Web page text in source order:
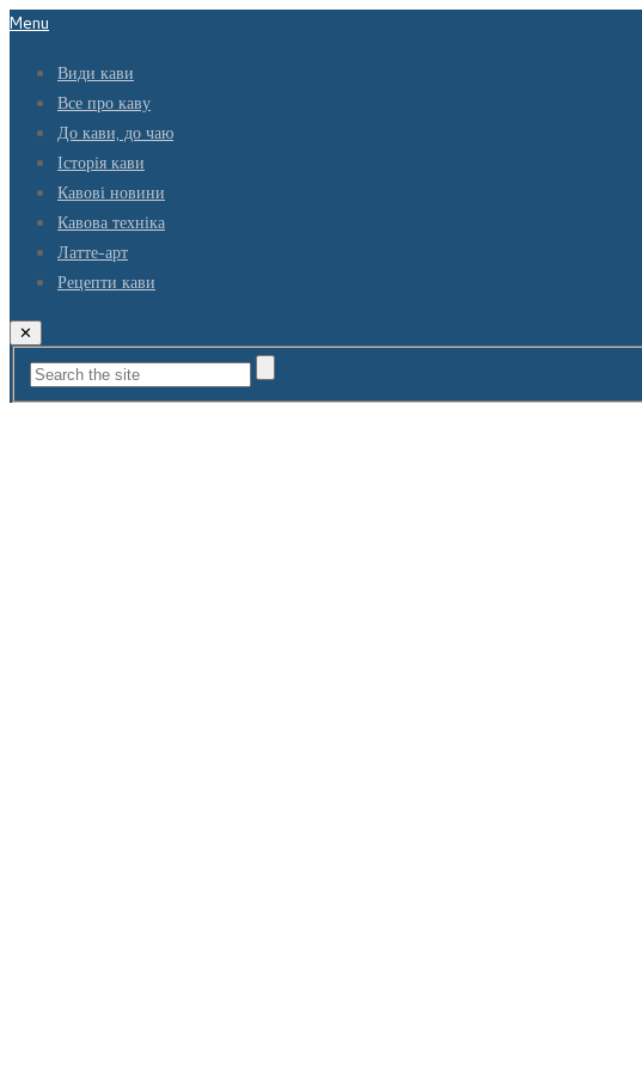
Menu
Види кави
Все про каву
До кави, до чаю
Історія кави
Кавові новини
Кавова техніка
Латте-арт
Рецепти кави
✕